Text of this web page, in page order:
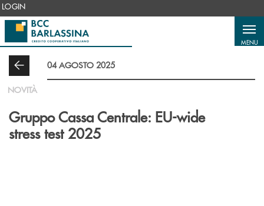
Salta al contenuto principale
LOGIN
MENU
04 AGOSTO 2025
NOVITÀ
Gruppo Cassa Centrale: EU-wide
stress test 2025